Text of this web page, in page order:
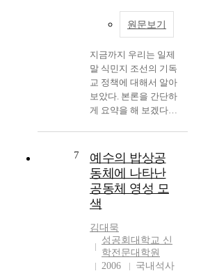
한 하느님과 인간의 무
의 곤경이며 이를 통해
교회의 죄과가 나타나
게 된다고 파악하였다.
이러한 종교의 한계와
죄과는 인간의 피조성
과 죄성에 기인하는 것
자유에 의해서 교회는
하느님의 심판에 처하
는 상황에 처했음을 지
적하였다. 넷째, 바르
에서 인간은 하느님을
인식할 수 없지만 하느
님의 은혜로 하느님은
인간을 만나주시고 스
험성을 의미한다. 즉,
다원주의라는 문화
‘형식’을 통해서 종교
의 넓이를 확보했지만,
종교의 ‘실체’ 즉 그 깊
이를 간과하는 우이기
를 맞게 되었다는 것이
한 이해 다음에 언급되
이해와 중심이다. 먼
저, 일반적인 영성에
대한 이해를 위해서는
그 말을 사용하고있는
정을 어느 정도 설정한
다음 사용해야 그 관계
상의 의미를 제대로 파
악할 수 있다. 따라서
정말로 많은 수의 교회
일과 특정일을 제외한
날이면 그 공간은 굳게
닫힌 채 비어 있는 실
정이며, 여전히 교회는
특정인들, 소수의 교회
지금 우리 교회의 모습
이다. 여기에서 교회의
소유권이 누구에게 있
는가와 교회 공간이 누
구를 위한 것이어야 하
는가는 별개의 문제임
을 고려한다면, 세속화
로 특징 지워지는 현대
사회 속에서 성스러운
이다."가 자주 사용되
가 있다 음악치료는 음
악과 치료의 혼합이라
는 면에서 지극히 예술
적이며, 또한 과학적인
방법이다. 음악치료는
목적, 그리고 치료사가
가진 철학에 따라서 그
접근법이 다르다. 그래
서 그 접근법을 행동과
학적, 인지적, 정신역
동적, 인본주의적, 생
의학적으로 관찰했다.
이런 철학을 근거로 한
접근법은 내제 된 동기
지어진 수많은 고딕외
형을 가진 개신교회들
은 과연 고딕에 맞는
교회론을 가지고 있는
가? 지금까지 살펴본
바에 의하면, 고딕은
중세시대에 어울리는
양식이었고 그마저도
던 양식이다. 그것이
오늘날 대한민국이라
는 땅 위에 새롭게 부
활하고 있는 것이다.
결론을 내리기에 앞서
중세의 교회에 반기를
들었던 루터와 칼뱅의
교회론을 살펴보고자
한다, 루터와 칼뱅의
원문보기
지금까지 우리는 일제
말 식민지 조선의 기독
교 정책에 대해서 알아
보았다. 본론을 간단하
게 요약을 해 보겠다.
별로 구분해 보고 신사
참배 강요와 종교단체
법의 추진에 대해 살펴
보았다. 우선 1절에서
는 구체적으로 기독교
정책의 각 시대별 특징
들을 고찰해 보았고,
더불어 각 시기별 선교
사들에 대한 정책의 변
7
예수의 밥상공
동체에 나타난
공동체 영성 모
색
김대묵
성공회대학교 신
학전문대학원
2006
국내석사